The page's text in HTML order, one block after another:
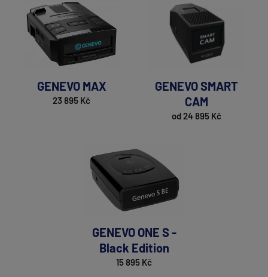
GENEVO MAX
23 895 Kč
GENEVO SMART
CAM
od 24 895 Kč
GENEVO ONE S -
Black Edition
15 895 Kč